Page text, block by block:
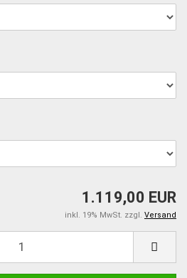
1.119,00 EUR
inkl. 19% MwSt. zzgl. Versand